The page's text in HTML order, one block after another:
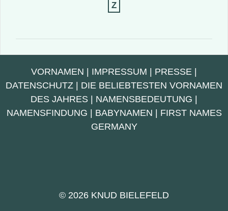
Z
VORNAMEN IMPRESSUM PRESSE
DATENSCHUTZ
DIE BELIEBTESTEN VORNAMEN
DES JAHRES
NAMENSBEDEUTUNG
NAMENSFINDUNG
BABYNAMEN
FIRST NAMES
GERMANY
© 2026 KNUD BIELEFELD